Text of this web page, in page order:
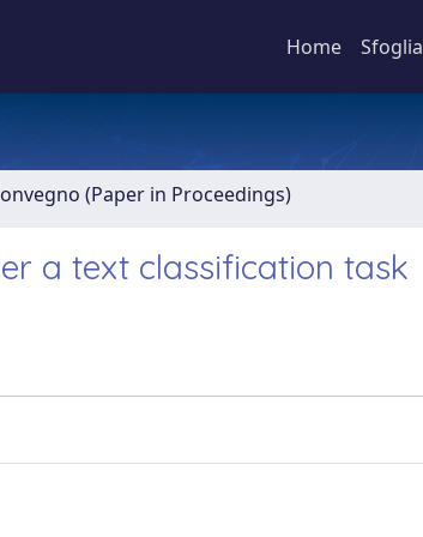
Home Sfoglia
(Paper in Proceedings)
a text classification task